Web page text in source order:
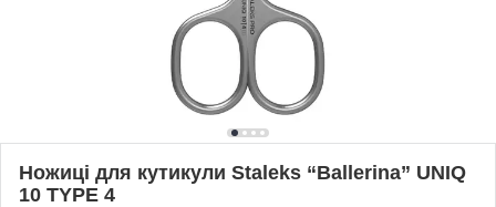
Ножиці для кутикули Staleks “Ballerina” UNIQ
10 TYPE 4